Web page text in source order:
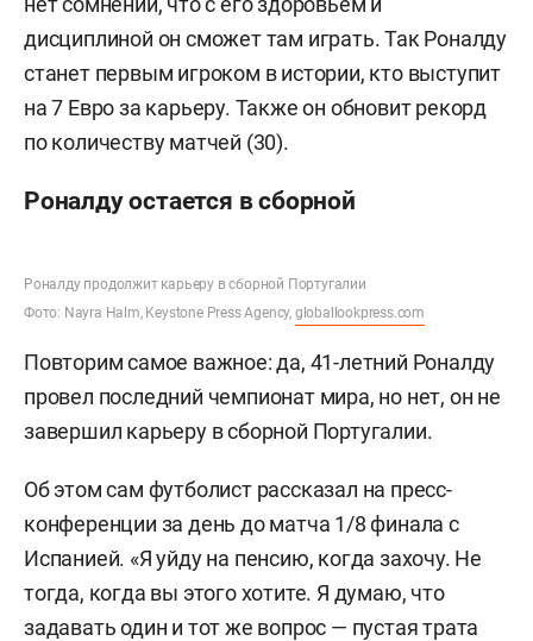
дисциплиной он сможет там играть. Так Роналду
станет первым игроком в истории, кто выступит
на 7 Евро за карьеру. Также он обновит рекорд
по количеству матчей (30).
Роналду остается в сборной
Роналду продолжит карьеру в сборной Португалии
Фото: Nayra Halm, Keystone Press Agency, globallookpress.com
Повторим самое важное: да, 41-летний Роналду
провел последний чемпионат мира, но нет, он не
завершил карьеру в сборной Португалии.
Об этом сам футболист рассказал на пресс-
конференции за день до матча 1/8 финала с
Испанией. «Я уйду на пенсию, когда захочу. Не
тогда, когда вы этого хотите. Я думаю, что
задавать один и тот же вопрос — пустая трата